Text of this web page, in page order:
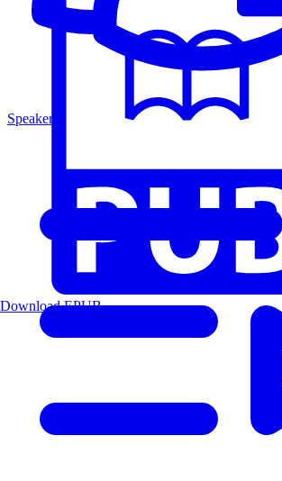
Speakers
Download EPUB